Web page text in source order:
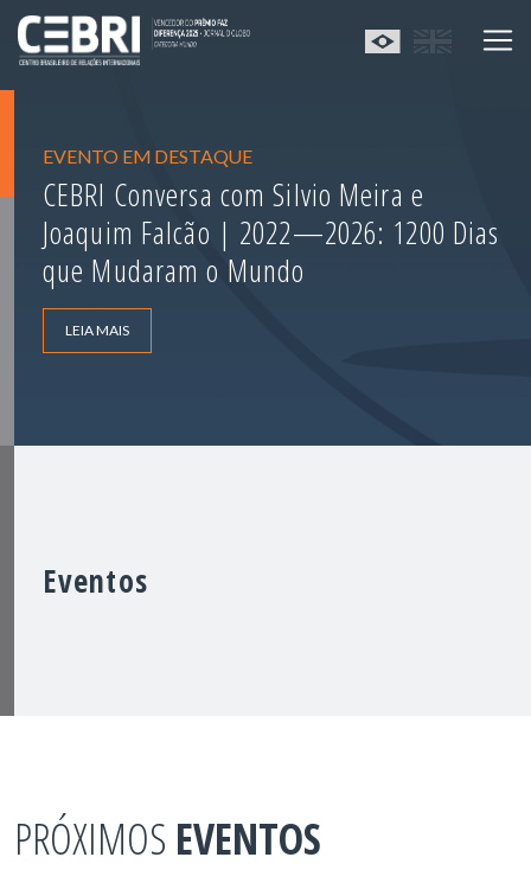
EVENTO EM DESTAQUE
CEBRI Conversa com Silvio Meira e
Joaquim Falcão | 2022—2026: 1200 Dias
que Mudaram o Mundo
LEIA MAIS
Eventos
PRÓXIMOS EVENTOS